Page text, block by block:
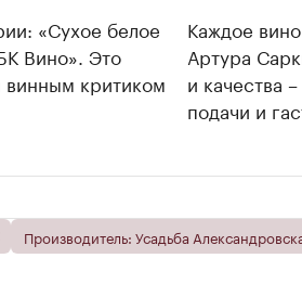
«Сухое белое
Вино». Это
критиком
Каждое
Артура
и качества
подачи и
Производитель: Усадьба